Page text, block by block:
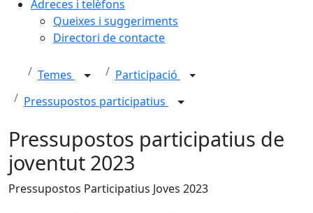
Adreces i telèfons
Queixes i suggeriments
Directori de contacte
Temes
Participació
Pressupostos participatius
Pressupostos participatius de
joventut 2023
Pressupostos Participatius Joves 2023